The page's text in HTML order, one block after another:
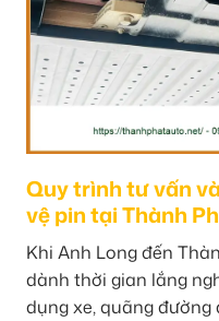
Quy trình tư vấn
vệ pin tại Thành
Khi Anh Long đến
dành thời gian lắng
dụng xe, quãng